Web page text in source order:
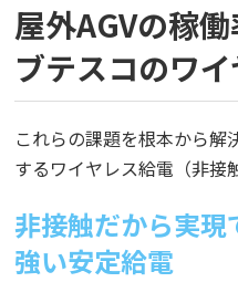
屋外AGVの稼
ブテスコのワ
これらの課題を根本から
するワイヤレス給電（非接
非接触だから実
強い安定給電